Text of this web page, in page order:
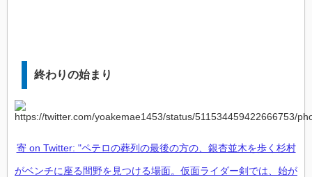
終わりの始まり
寄 on Twitter: "ペテロの葬列の最後の方の、銀杏並木を歩く杉村
がベンチに座る間野を見つける場面。仮面ライダー剣では、始が